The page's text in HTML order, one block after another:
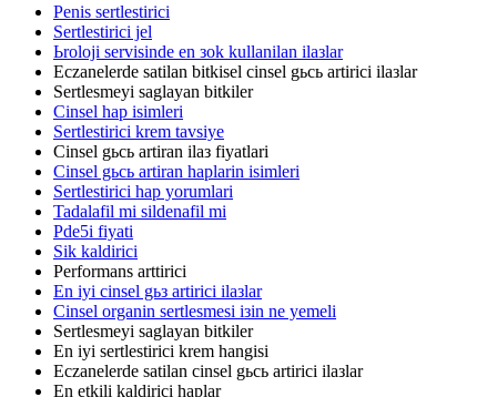
Penis sertlestirici
Sertlestirici jel
Ьroloji servisinde en зok kullanilan ilaзlar
Eczanelerde satilan bitkisel cinsel gьcь artirici ilaзlar
Sertlesmeyi saglayan bitkiler
Cinsel hap isimleri
Sertlestirici krem tavsiye
Cinsel gьcь artiran ilaз fiyatlari
Cinsel gьcь artiran haplarin isimleri
Sertlestirici hap yorumlari
Tadalafil mi sildenafil mi
Pde5i fiyati
Sik kaldirici
Performans arttirici
En iyi cinsel gьз artirici ilaзlar
Cinsel organin sertlesmesi iзin ne yemeli
Sertlesmeyi saglayan bitkiler
En iyi sertlestirici krem hangisi
Eczanelerde satilan cinsel gьcь artirici ilaзlar
En etkili kaldirici haplar